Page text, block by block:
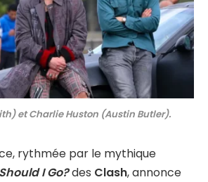
et Charlie Huston (Austin Butler).
rythmée par le mythique
I Go?des Clash, annonce